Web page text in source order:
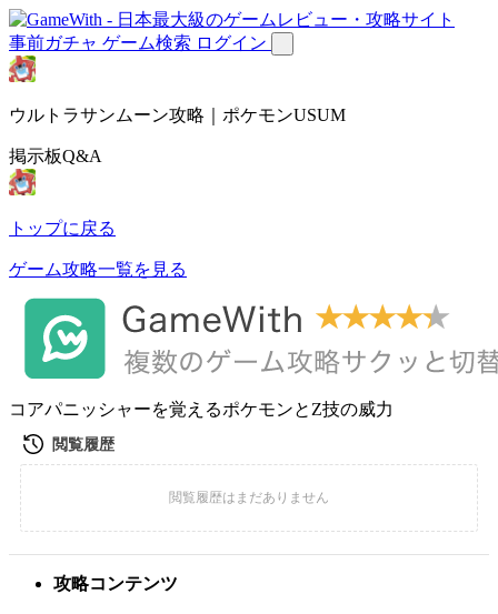
事前ガチャ ゲーム検索 ログイン
ウルトラサンムーン攻略｜ポケモンUSUM
掲示板Q&A
トップに戻る
ゲーム攻略一覧を見る
コアパニッシャーを覚えるポケモンとZ技の威力
攻略コンテンツ